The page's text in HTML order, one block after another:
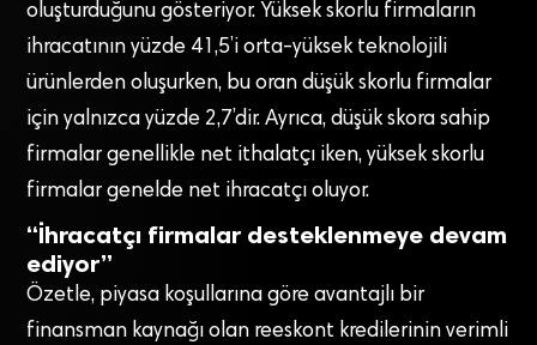
oluşturduğunu gösteriyor. Yüksek skorlu firmaların
ihracatının yüzde 41,5’i orta-yüksek teknolojili
ürünlerden oluşurken, bu oran düşük skorlu firmalar
için yalnızca yüzde 2,7’dir. Ayrıca, düşük skora sahip
firmalar genellikle net ithalatçı iken, yüksek skorlu
firmalar genelde net ihracatçı oluyor.
“İhracatçı firmalar desteklenmeye devam
ediyor”
Özetle, piyasa koşullarına göre avantajlı bir
finansman kaynağı olan reeskont kredilerinin verimli